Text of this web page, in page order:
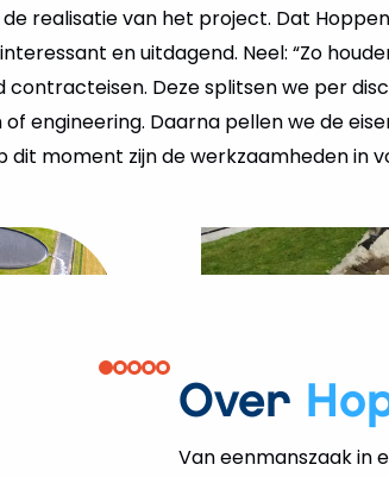
realisatie van het project. Dat
en uitdagend. Neel: “Zo
Deze splitsen we per
engineering. Daarna pellen we de
dit moment zijn de werkzaamheden in
Over
Van eenmanszaak in